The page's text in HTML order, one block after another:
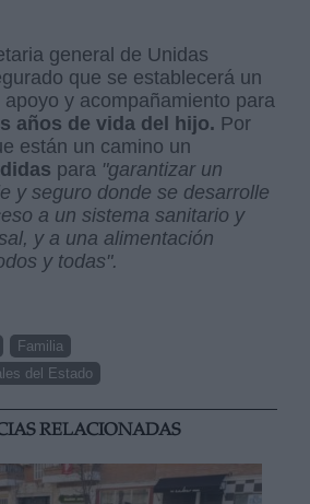
general de Unidas
que se establecerá un
y acompañamiento para
años de vida del hijo. Por
están un camino un
para "garantizar un
y seguro donde se desarrolle
a un sistema sanitario y
y a una alimentación
y todas".
Familia
del Estado
RELACIONADAS